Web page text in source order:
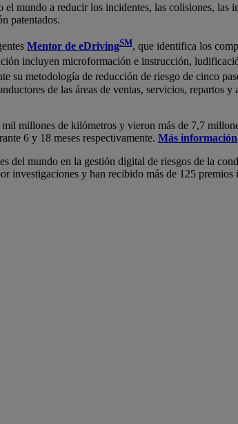
mundo a reducir los incidentes, las colisiones,
patentados.
Mentor de eDrivingSM, que identifica los
incluyen microformación e instrucción,
su metodología de reducción de riesgo de cinco
de las áreas de ventas, servicios, repartos
millones de kilómetros y vieron más de 7,7
6 y 18 meses respectivamente. Más información
del mundo en la gestión digital de riesgos de la
investigaciones y han recibido más de 125 premios